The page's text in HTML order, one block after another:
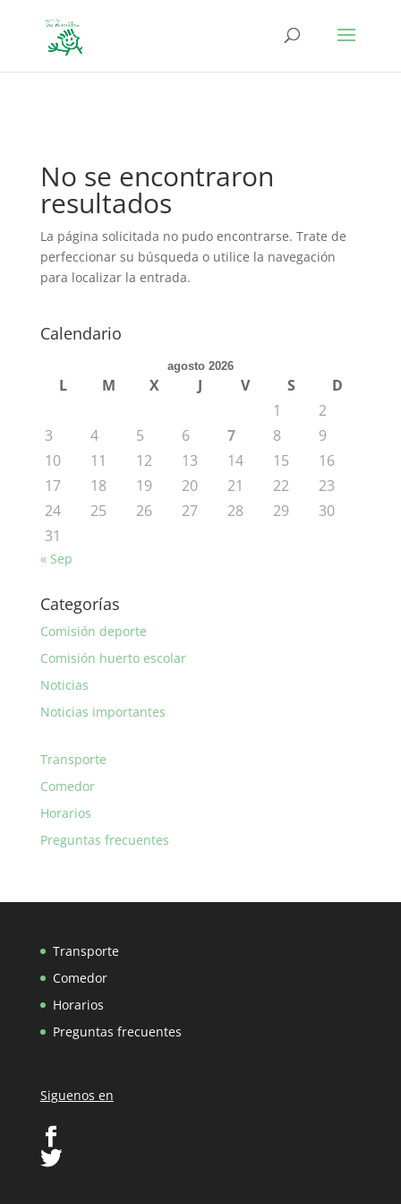
No se encontraron
resultados
La página solicitada no pudo encontrarse. Trate de
perfeccionar su búsqueda o utilice la navegación
para localizar la entrada.
Calendario
agosto 2026
L M X J V S
D
1
2
3
4 5 6 7 8
9
10
11 12 13 14 15
16
17
18 19 20 21 22
23
24
25 26 27 28 29
30
31
« Sep
Categorías
Comisión deporte
Comisión huerto escolar
Noticias
Noticias importantes
Transporte
Comedor
Horarios
Preguntas frecuentes
Transporte
Comedor
Horarios
Preguntas frecuentes
Siguenos en